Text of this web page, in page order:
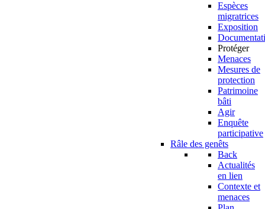
Espèces
migratrices
Exposition
Protéger
Menaces
Mesures de
protection
Patrimoine
bâti
Agir
Enquête
participative
Râle des genêts
Back
Actualités
en lien
Contexte et
menaces